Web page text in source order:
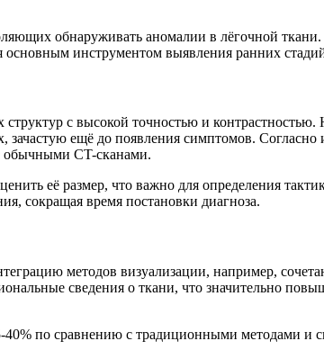
обнаруживать аномалии в лёгочной
инструментом выявления ранних
с высокой точностью и
ещё до появления симптомов. Согласно
обычными CT-сканами.
её размер, что важно для определения
сокращая время постановки диагноза.
методов визуализации, например,
сведения о ткани, что значительно
по сравнению с традиционными методами и